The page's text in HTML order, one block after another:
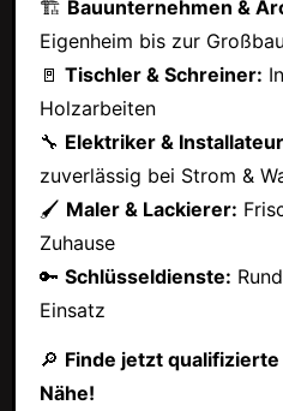
🏗 Bauunternehmen &
Eigenheim bis zur
🚪 Tischler & Schreiner:
Holzarbeiten
🔧 Elektriker &
zuverlässig bei Strom &
🖌 Maler & Lackierer:
Zuhause
🔑 Schlüsseldienste:
Einsatz
🔎 Finde jetzt
Nähe!